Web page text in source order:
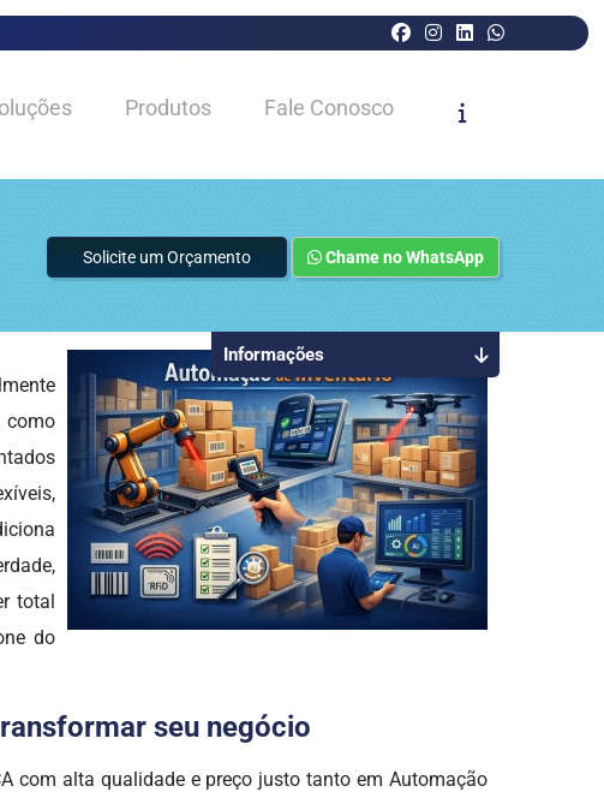
Produtos Fale Conosco
Solicite um Orçamento Chame no WhatsApp
como
total
do
seu negócio
com alta qualidade e preço justo tanto em Automação
Informações